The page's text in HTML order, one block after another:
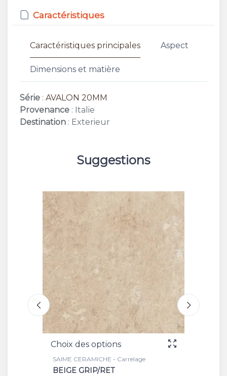
Caractéristiques
Caractéristiques principales Aspect
Dimensions et matière
Série : AVALON 20MM
Provenance : Italie
Destination : Exterieur
Suggestions
Choix des options
SAIME CERAMICHE - Carrelage
BLANC GRIP/RET